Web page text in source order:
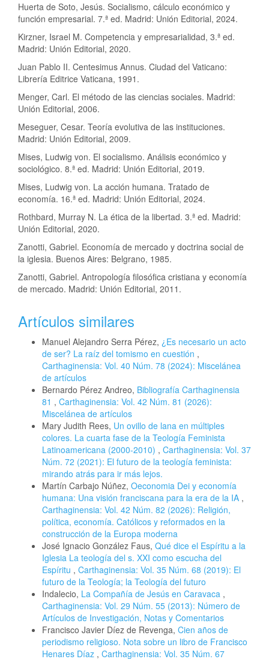
Huerta de Soto, Jesús. Socialismo, cálculo económico y
función empresarial. 7.ª ed. Madrid: Unión Editorial, 2024.
Kirzner, Israel M. Competencia y empresarialidad, 3.ª ed.
Madrid: Unión Editorial, 2020.
Juan Pablo II. Centesimus Annus. Ciudad del Vaticano:
Librería Editrice Vaticana, 1991.
Menger, Carl. El método de las ciencias sociales. Madrid:
Unión Editorial, 2006.
Meseguer, Cesar. Teoría evolutiva de las instituciones.
Madrid: Unión Editorial, 2009.
Mises, Ludwig von. El socialismo. Análisis económico y
sociológico. 8.ª ed. Madrid: Unión Editorial, 2019.
Mises, Ludwig von. La acción humana. Tratado de
economía. 16.ª ed. Madrid: Unión Editorial, 2024.
Rothbard, Murray N. La ética de la libertad. 3.ª ed. Madrid:
Unión Editorial, 2020.
Zanotti, Gabriel. Economía de mercado y doctrina social de
la iglesia. Buenos Aires: Belgrano, 1985.
Zanotti, Gabriel. Antropología filosófica cristiana y economía
de mercado. Madrid: Unión Editorial, 2011.
Artículos similares
Manuel Alejandro Serra Pérez, ¿Es necesario un acto
de ser? La raíz del tomismo en cuestión ,
Carthaginensia: Vol. 40 Núm. 78 (2024): Miscelánea
de artículos
Bernardo Pérez Andreo, Bibliografía Carthaginensia
81 , Carthaginensia: Vol. 42 Núm. 81 (2026):
Miscelánea de artículos
Mary Judith Rees, Un ovillo de lana en múltiples
colores. La cuarta fase de la Teología Feminista
Latinoamericana (2000-2010) , Carthaginensia: Vol. 37
Núm. 72 (2021): El futuro de la teología feminista:
mirando atrás para ir más lejos.
Martín Carbajo Núñez, Oeconomia Dei y economía
humana: Una visión franciscana para la era de la IA ,
Carthaginensia: Vol. 42 Núm. 82 (2026): Religión,
política, economía. Católicos y reformados en la
construcción de la Europa moderna
José Ignacio González Faus, Qué dice el Espíritu a la
Iglesia La teología del s. XXI como escucha del
Espíritu , Carthaginensia: Vol. 35 Núm. 68 (2019): El
futuro de la Teología; la Teología del futuro
Indalecio, La Compañía de Jesús en Caravaca ,
Carthaginensia: Vol. 29 Núm. 55 (2013): Número de
Artículos de Investigación, Notas y Comentarios
Francisco Javier Díez de Revenga, Cien años de
periodismo religioso. Nota sobre un libro de Francisco
Henares Díaz , Carthaginensia: Vol. 35 Núm. 67